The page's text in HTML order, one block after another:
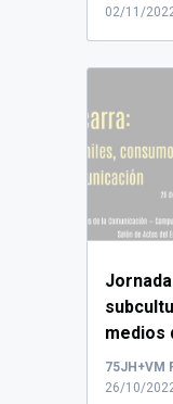
02/11/
medios
macarras
75JH+VM
26/10/